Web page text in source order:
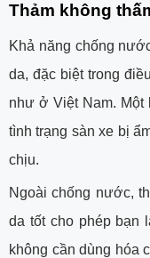
Thảm không
Khả năng chống
da, đặc biệt trong
như ở Việt Nam. Một
tình trạng sàn xe bị
chịu.
Ngoài chống nước,
da tốt cho phép bạn
không cần dùng hóa